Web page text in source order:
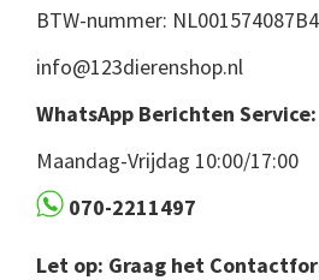
BTW-nummer:
info@123dierenshop.nl
WhatsApp Berichten Service:
Maandag-Vrijdag 10:00/17:00
070-2211497
Let op: Graag het